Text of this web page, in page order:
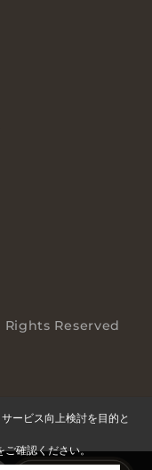
Reserved
ービス向上検討を目的と
ご確認ください。